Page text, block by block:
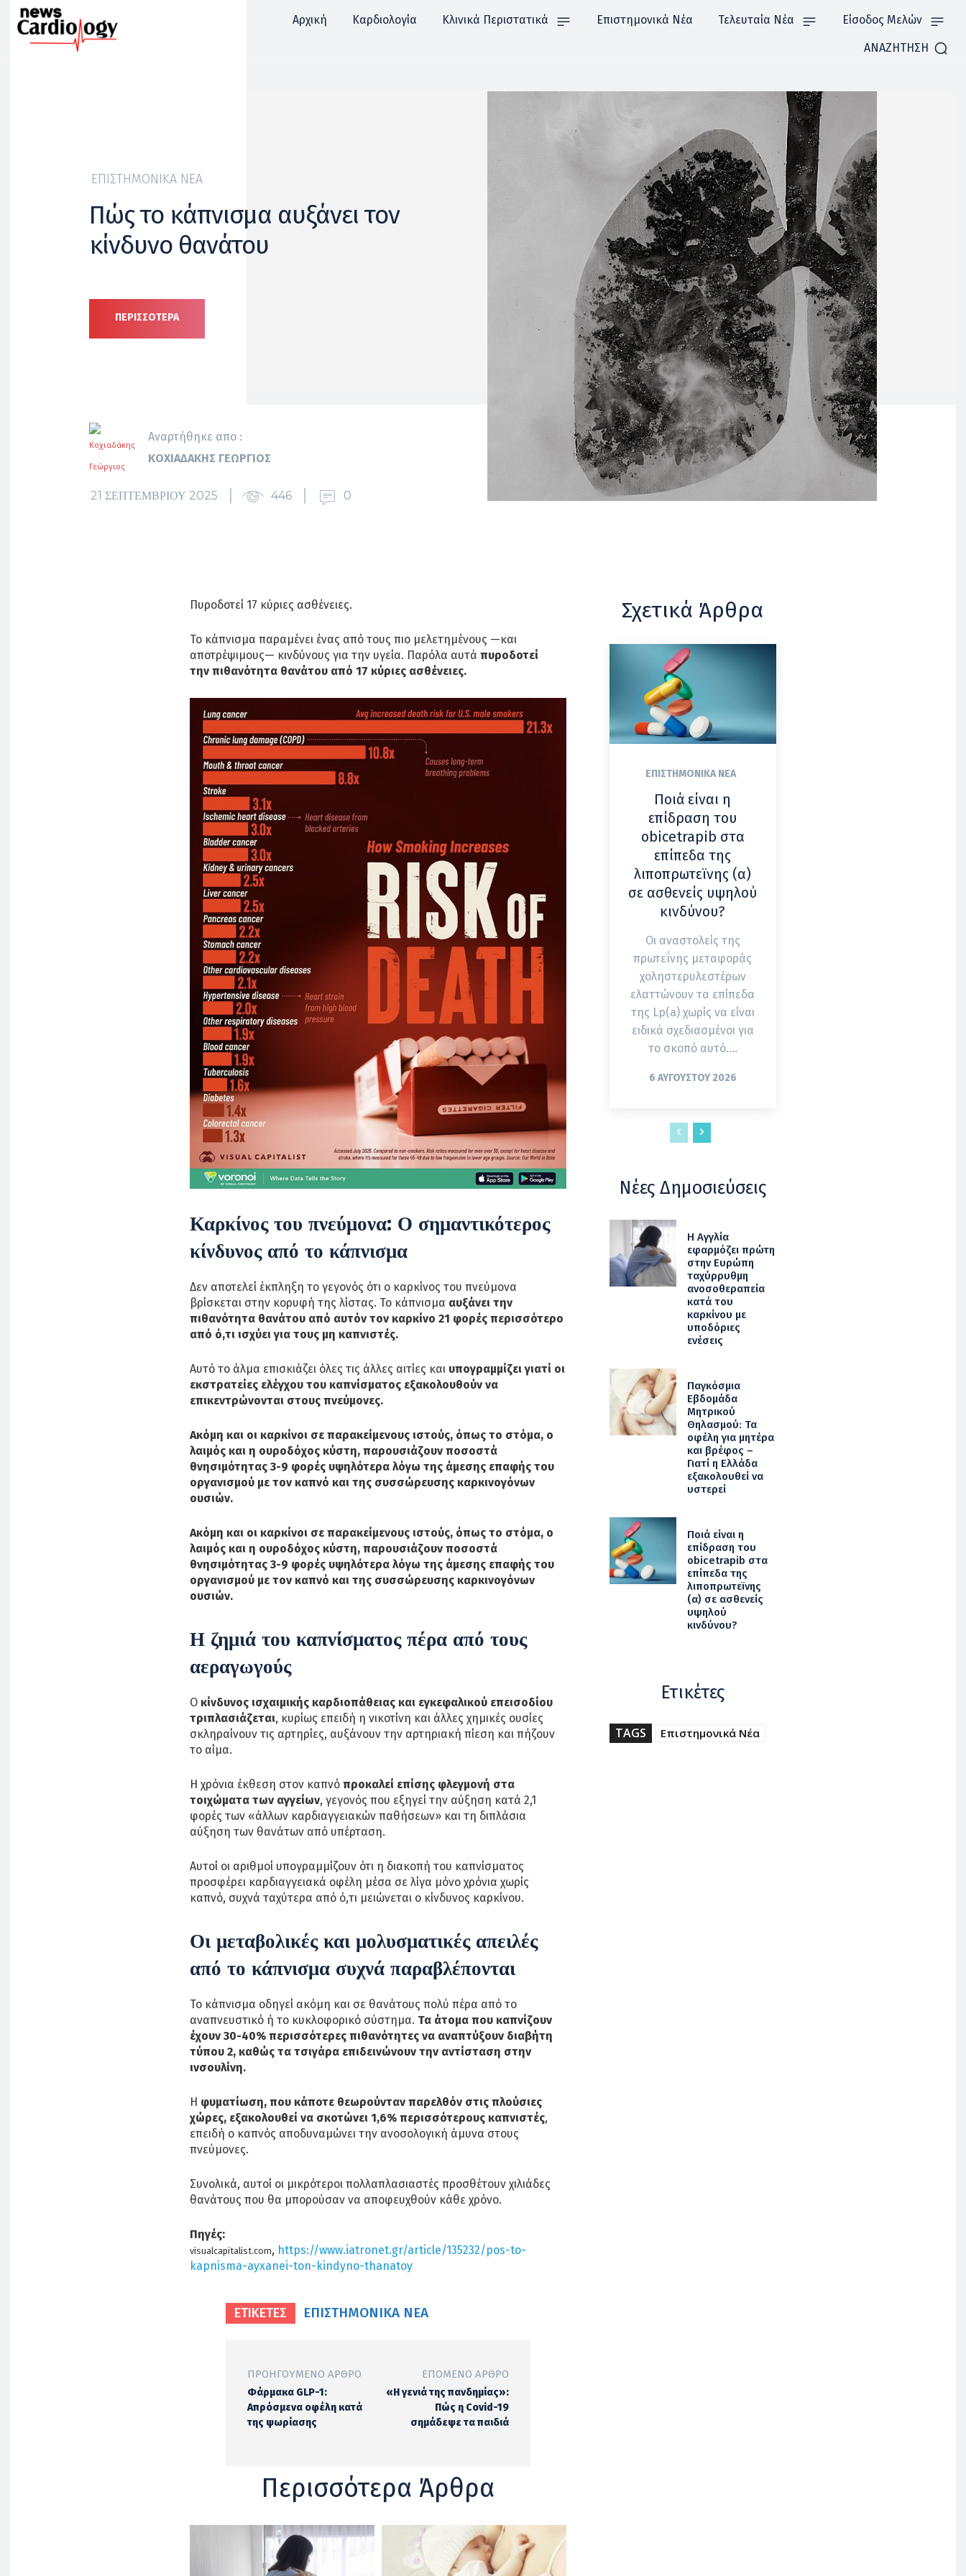
Αρχική Καρδιολογία Κλινικά Περιστατικά Επιστημονικά Νέα Τελευταία Νέα Είσοδος Μελών
ΑΝΑΖΗΤΗΣΗ
ΕΠΙΣΤΗΜΟΝΙΚΆ ΝΈΑ
Πώς το κάπνισμα αυξάνει τον
κίνδυνο θανάτου
ΠΕΡΙΣΣΟΤΕΡΑ
Αναρτήθηκε απο :
ΚΟΧΙΑΔΆΚΗΣ ΓΕΏΡΓΙΟΣ
21 ΣΕΠΤΕΜΒΡΊΟΥ 2025 446 0
Πυροδοτεί 17 κύριες ασθένειες.
Το κάπνισμα παραμένει ένας από τους πιο μελετημένους —και
αποτρέψιμους— κινδύνους για την υγεία. Παρόλα αυτά πυροδοτεί
την πιθανότητα θανάτου από 17 κύριες ασθένειες.
Καρκίνος του πνεύμονα: Ο σημαντικότερος
κίνδυνος από το κάπνισμα
Δεν αποτελεί έκπληξη το γεγονός ότι ο καρκίνος του πνεύμονα
βρίσκεται στην κορυφή της λίστας. Το κάπνισμα αυξάνει την
πιθανότητα θανάτου από αυτόν τον καρκίνο 21 φορές περισσότερο
από ό,τι ισχύει για τους μη καπνιστές.
Αυτό το άλμα επισκιάζει όλες τις άλλες αιτίες και υπογραμμίζει γιατί οι
εκστρατείες ελέγχου του καπνίσματος εξακολουθούν να
επικεντρώνονται στους πνεύμονες.
Ακόμη και οι καρκίνοι σε παρακείμενους ιστούς, όπως το στόμα, ο
λαιμός και η ουροδόχος κύστη, παρουσιάζουν ποσοστά
θνησιμότητας 3-9 φορές υψηλότερα λόγω της άμεσης επαφής του
οργανισμού με τον καπνό και της συσσώρευσης καρκινογόνων
ουσιών.
Ακόμη και οι καρκίνοι σε παρακείμενους ιστούς, όπως το στόμα, ο
λαιμός και η ουροδόχος κύστη, παρουσιάζουν ποσοστά
θνησιμότητας 3-9 φορές υψηλότερα λόγω της άμεσης επαφής του
οργανισμού με τον καπνό και της συσσώρευσης καρκινογόνων
ουσιών.
Η ζημιά του καπνίσματος πέρα από τους
αεραγωγούς
Ο κίνδυνος ισχαιμικής καρδιοπάθειας και εγκεφαλικού επεισοδίου
τριπλασιάζεται, κυρίως επειδή η νικοτίνη και άλλες χημικές ουσίες
σκληραίνουν τις αρτηρίες, αυξάνουν την αρτηριακή πίεση και πήζουν
το αίμα.
Η χρόνια έκθεση στον καπνό προκαλεί επίσης φλεγμονή στα
τοιχώματα των αγγείων, γεγονός που εξηγεί την αύξηση κατά 2,1
φορές των «άλλων καρδιαγγειακών παθήσεων» και τη διπλάσια
αύξηση των θανάτων από υπέρταση.
Αυτοί οι αριθμοί υπογραμμίζουν ότι η διακοπή του καπνίσματος
προσφέρει καρδιαγγειακά οφέλη μέσα σε λίγα μόνο χρόνια χωρίς
καπνό, συχνά ταχύτερα από ό,τι μειώνεται ο κίνδυνος καρκίνου.
Οι μεταβολικές και μολυσματικές απειλές
από το κάπνισμα συχνά παραβλέπονται
Το κάπνισμα οδηγεί ακόμη και σε θανάτους πολύ πέρα από το
αναπνευστικό ή το κυκλοφορικό σύστημα. Τα άτομα που καπνίζουν
έχουν 30-40% περισσότερες πιθανότητες να αναπτύξουν διαβήτη
τύπου 2, καθώς τα τσιγάρα επιδεινώνουν την αντίσταση στην
ινσουλίνη.
Η φυματίωση, που κάποτε θεωρούνταν παρελθόν στις πλούσιες
χώρες, εξακολουθεί να σκοτώνει 1,6% περισσότερους καπνιστές,
επειδή ο καπνός αποδυναμώνει την ανοσολογική άμυνα στους
πνεύμονες.
Συνολικά, αυτοί οι μικρότεροι πολλαπλασιαστές προσθέτουν χιλιάδες
θανάτους που θα μπορούσαν να αποφευχθούν κάθε χρόνο.
Πηγές:
visualcapitalist.com, https://www.iatronet.gr/article/135232/pos-to-
kapnisma-ayxanei-ton-kindyno-thanatoy
ΕΤΙΚΕΤΕΣ ΕΠΙΣΤΗΜΟΝΙΚΆ ΝΈΑ
ΠΡΟΗΓΟΎΜΕΝΟ ΆΡΘΡΟ
Φάρμακα GLP-1:
Απρόσμενα οφέλη κατά
της ψωρίασης
ΕΠΌΜΕΝΟ ΆΡΘΡΟ
«Η γενιά της πανδημίας»:
Πώς η Covid-19
σημάδεψε τα παιδιά
Περισσότερα Άρθρα
Σχετικά Άρθρα
ΕΠΙΣΤΗΜΟΝΙΚΆ ΝΈΑ
Ποιά είναι η
επίδραση του
obicetrapib στα
επίπεδα της
λιποπρωτεϊνης (α)
σε ασθενείς υψηλού
κινδύνου?
Οι αναστολείς της
πρωτεΐνης μεταφοράς
χοληστερυλεστέρων
ελαττώνουν τα επίπεδα
της Lp(a) χωρίς να είναι
ειδικά σχεδιασμένοι για
το σκοπό αυτό....
6 ΑΥΓΟΎΣΤΟΥ 2026
Νέες Δημοσιεύσεις
Η Αγγλία
εφαρμόζει πρώτη
στην Ευρώπη
ταχύρρυθμη
ανοσοθεραπεία
κατά του
καρκίνου με
υποδόριες
ενέσεις
Παγκόσμια
Εβδομάδα
Μητρικού
Θηλασμού: Τα
οφέλη για μητέρα
και βρέφος –
Γιατί η Ελλάδα
εξακολουθεί να
υστερεί
Ποιά είναι η
επίδραση του
obicetrapib στα
επίπεδα της
λιποπρωτεϊνης
(α) σε ασθενείς
υψηλού
κινδύνου?
Ετικέτες
TAGS Επιστημονικά Νέα